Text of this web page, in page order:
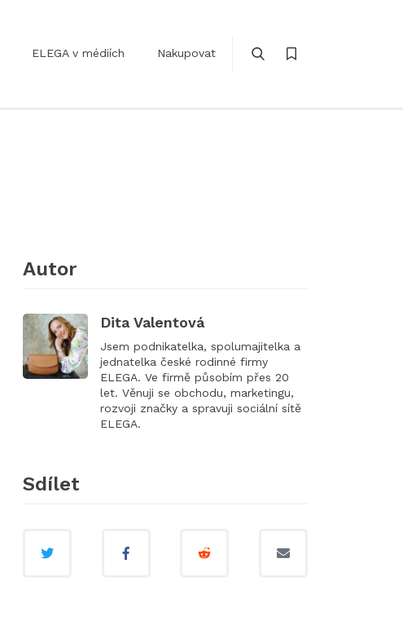
ELEGA v médiích Nakupovat
Autor
Dita Valentová
Jsem podnikatelka, spolumajitelka a
jednatelka české rodinné firmy
ELEGA. Ve firmě působím přes 20
let. Věnuji se obchodu, marketingu,
rozvoji značky a spravuji sociální sítě
ELEGA.
Sdílet